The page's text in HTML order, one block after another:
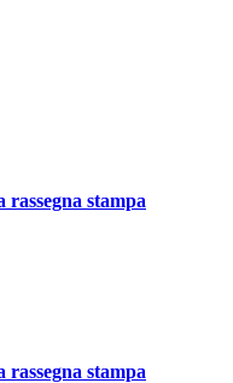
stampa
stampa